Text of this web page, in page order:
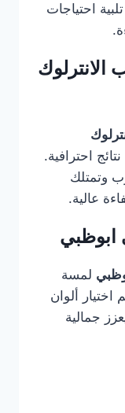
احتياجات
احترافية.
وتمتلك
عالية.
ابوظبي
لمسة
ألوان
جمالية